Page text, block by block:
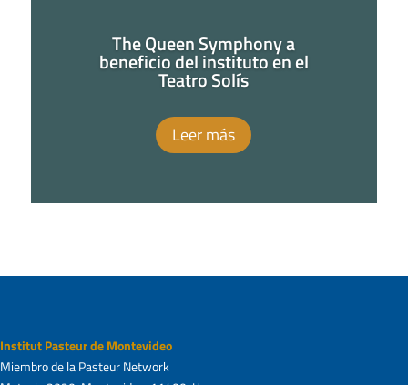
The Queen Symphony a
beneficio del instituto en el
Teatro Solís
Leer más
Institut Pasteur de Montevideo
Miembro de la Pasteur Network